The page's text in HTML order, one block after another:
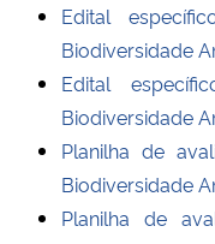
Edital
Biodiversidade
Edital
Biodiversidade
Planilha de
Biodiversidade
Planilha de